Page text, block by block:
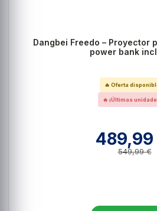
Dangbei Freedo – Proyector
power bank
🔥 Oferta
🔥 ¡Últimas
489,99
549,99 €